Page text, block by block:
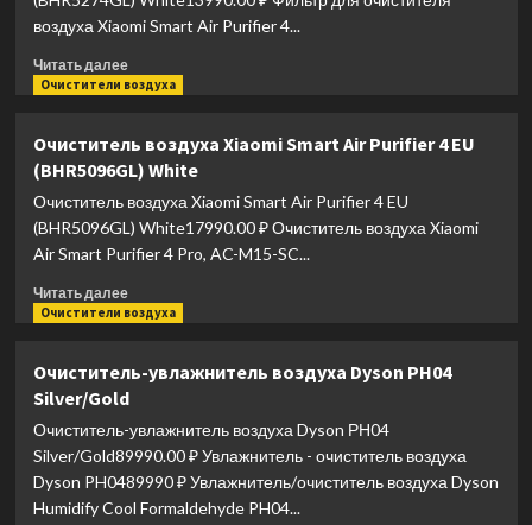
Purifier
4
Pro
(BHR5056EU)
воздуха Xiaomi Smart Air Purifier 4...
Читать далееПрочитать
больше
воздуха
Xiaomi
Smart
Air
Purifier
4
Lite
(BHR5274GL)
Очистители воздуха
Очиститель воздуха Xiaomi Smart Air Purifier 4 EU
(BHR5096GL) White
Очиститель воздуха Xiaomi Smart Air Purifier 4 EU
(BHR5096GL) White17990.00 ₽ Очиститель воздуха Xiaomi
Air Smart Purifier 4 Pro, AC-M15-SC...
Читать далееПрочитать
больше
воздуха
Xiaomi
Smart
Air
4
EU
Очистители воздуха
Очиститель-увлажнитель воздуха Dyson РН04
Silver/Gold
Очиститель-увлажнитель воздуха Dyson РН04
Silver/Gold89990.00 ₽ Увлажнитель - очиститель воздуха
Dyson PH0489990 ₽ Увлажнитель/очиститель воздуха Dyson
Humidify Cool Formaldehyde PH04...